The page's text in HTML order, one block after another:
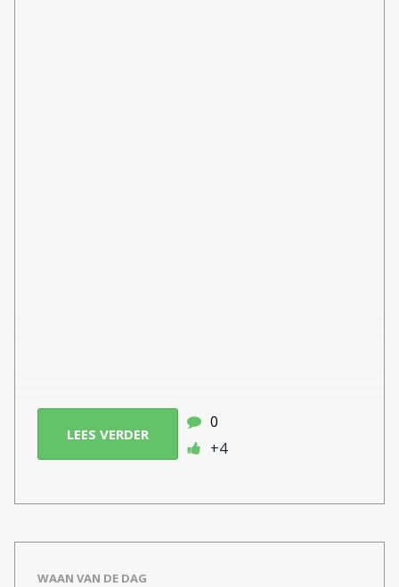
LEES VERDER
0
+4
WAAN VAN DE DAG